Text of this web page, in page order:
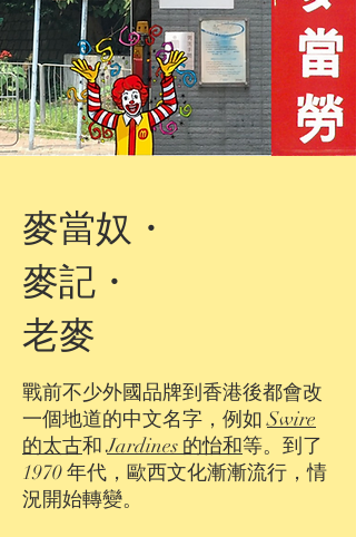
麥當奴・
麥記・
老麥
戰前不少外國品牌到香港後都會改
一個地道的中文名字，例如Swire
的太古和Jardines 的怡和等。到了
1970 年代，歐西文化漸漸流行，情
況開始轉變。